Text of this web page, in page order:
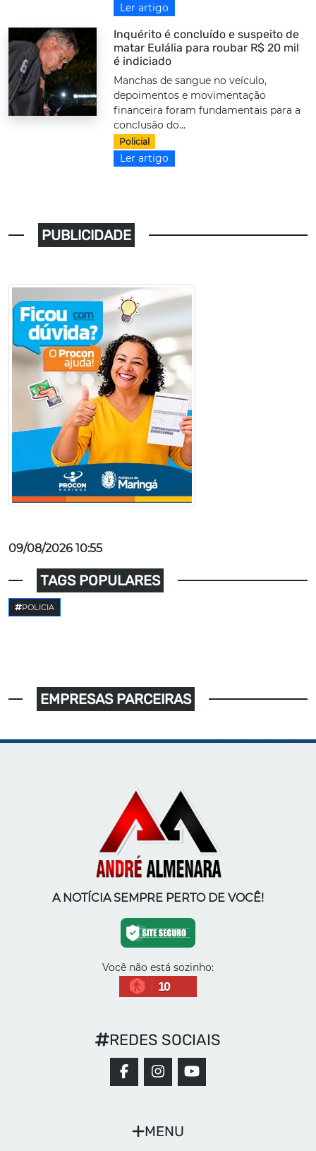
Ler artigo
Inquérito é concluído e suspeito de
matar Eulália para roubar R$ 20 mil
é indiciado
Manchas de sangue no veículo,
depoimentos e movimentação
financeira foram fundamentais para a
conclusão do...
Policial
Ler artigo
PUBLICIDADE
09/08/2026 10:55
TAGS POPULARES
POLICIA
EMPRESAS PARCEIRAS
A NOTÍCIA SEMPRE PERTO DE VOCÊ!
Você não está sozinho:
10
MENU
REDES SOCIAIS